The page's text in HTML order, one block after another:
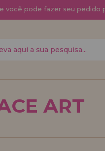
você pode fazer seu pedido
quero me
ART